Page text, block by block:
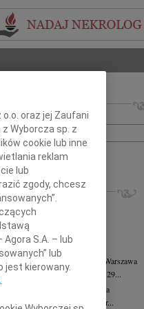
numer ogłoszenia:
szukanie zaawansowane
Warszawa
dr hab. Julii Kubisie,...
Warszawa
i dzielnej Marylce Butruk...
Duniec
Warszawa
przyjęliśmy wiadomość, że 29...
Warszawa
2026 roku zmarła Profesor...
oraz jej Zaufani
Wyborcza sp. z
cookie lub inne
reklam
lub
zgody, chcesz
S.A. – lub
lub
kierowany.